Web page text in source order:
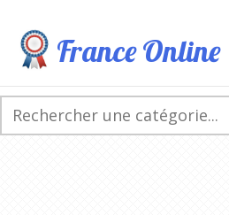
France Online